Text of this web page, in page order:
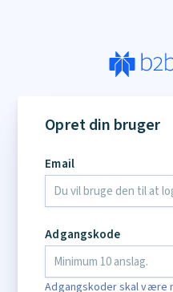
Opret din bruger
Email
Adgangskode
Adgangskoder skal være